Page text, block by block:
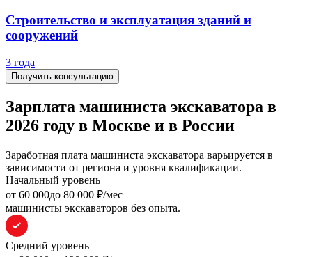
Строительство и эксплуатация зданий и
сооружений
3 года
Получить консультацию
Зарплата машиниста экскаватора в
2026 году в Москве и в России
Заработная плата машиниста экскаватора варьируется в
зависимости от региона и уровня квалификации.
Начальный уровень
oт 60 000до 80 000 ₽/мес
машинисты экскаваторов без опыта.
Средний уровень